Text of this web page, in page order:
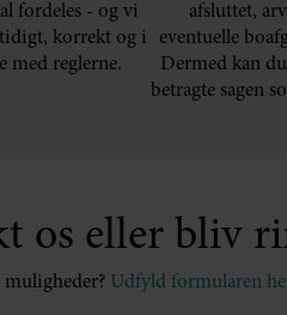
fordeles - og vi
korrekt og i
med reglerne.
afsluttet,
eventuelle
Dermed kan
betragte sagen
os eller bliv
Udfyld formularen